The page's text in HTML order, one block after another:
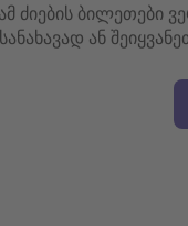
ამ ძიების ბილეთები
სანახავად ან